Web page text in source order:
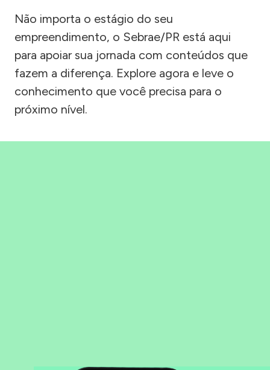
Não importa o estágio do seu
empreendimento, o Sebrae/PR está aqui
para apoiar sua jornada com conteúdos que
fazem a diferença. Explore agora e leve o
conhecimento que você precisa para o
próximo nível.